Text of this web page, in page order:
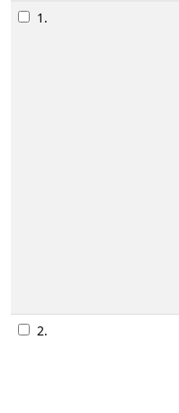
Resultados
1.
2.